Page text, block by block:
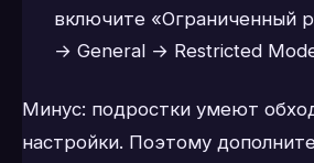
включите «Ограниченный
→ General → Restricted
Минус: подростки умеют
настройки. Поэтому